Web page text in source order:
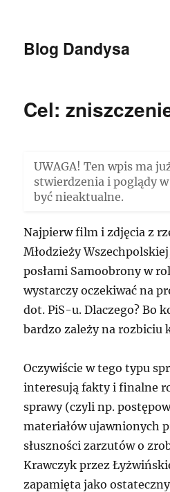
Blog Dandysa
Cel:
UWAGA! Ten wpis ma
stwierdzenia i poglądy
być nieaktualne.
Najpierw film i zdjęcia z
Młodzieży
posłami Samoobrony w
wystarczy oczekiwać na
dot. PiS-u. Dlaczego? Bo
bardzo zależy na rozbiciu
Oczywiście w tego typu
interesują fakty i finalne
sprawy (czyli np.
materiałów ujawnionych
słuszności zarzutów o
Krawczyk przez
zapamięta jako